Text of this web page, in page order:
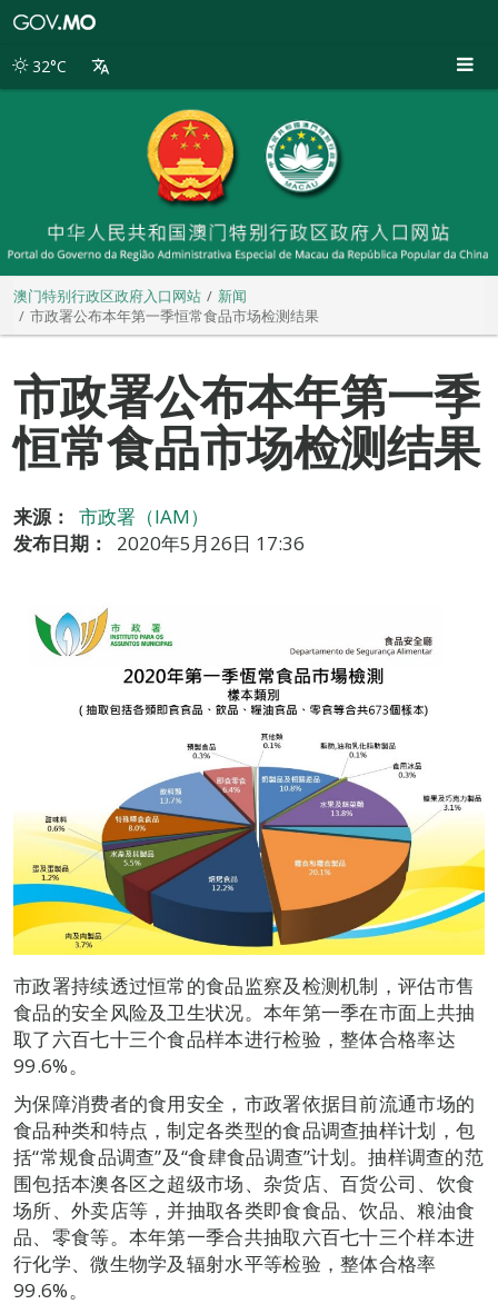
别
32°C
澳门特别行政区政府入口网站
新闻
市政署公布本年第一季恒常食品市场检测结果
市政署公布本年第一季
恒常食品市场检测结果
来源：
市政署（IAM）
发布日期：
2020年5月26日 17:36
市政署持续透过恒常的食品监察及检测机制，评估市售
食品的安全风险及卫生状况。本年第一季在市面上共抽
取了六百七十三个食品样本进行检验，整体合格率达
99.6%。
为保障消费者的食用安全，市政署依据目前流通市场的
食品种类和特点，制定各类型的食品调查抽样计划，包
括“常规食品调查”及“食肆食品调查”计划。抽样调查的范
围包括本澳各区之超级市场、杂货店、百货公司、饮食
场所、外卖店等，并抽取各类即食食品、饮品、粮油食
品、零食等。本年第一季合共抽取六百七十三个样本进
行化学、微生物学及辐射水平等检验，整体合格率
99.6%。